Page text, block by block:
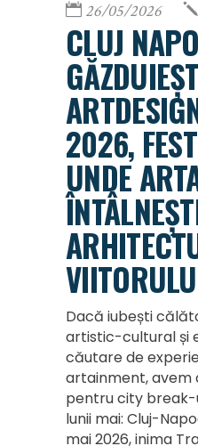
26/05/2026
CLUJ
2026,
UNDE
Dacă iubești
artistic-cultural și
căutare de
artainment,
pentru city
lunii mai: Cluj-
mai 2026, inima